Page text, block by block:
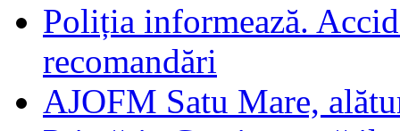
Poliția informează.
recomandări
AJOFM Satu Mare,